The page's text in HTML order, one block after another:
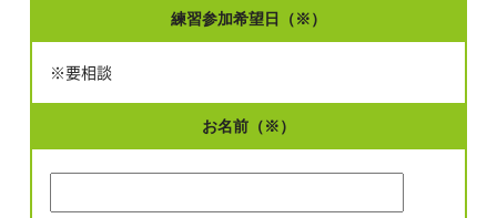
練習参加希望日（※）
※要相談
お名前（※）